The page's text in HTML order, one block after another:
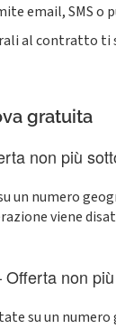
email, SMS
al contratto ti
gratuita
non più
un numero
viene
non
su un numero